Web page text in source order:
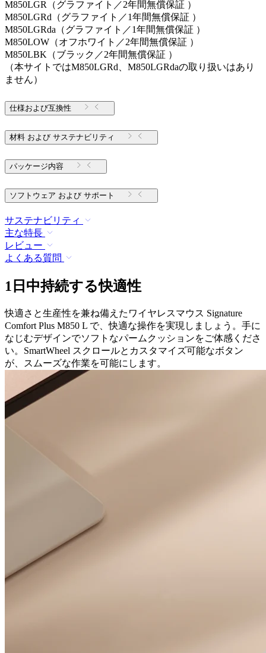
M850LGR（グラファイト／2年間無償保証 ）
M850LGRd（グラファイト／1年間無償保証 ）
M850LGRda（グラファイト／1年間無償保証 ）
M850LOW（オフホワイト／2年間無償保証 ）
M850LBK（ブラック／2年間無償保証 ）
（本サイトではM850LGRd、M850LGRdaの取り扱いはあり
ません）
仕様および互換性
材料 および サステナビリティ
パッケージ内容
ソフトウェア および サポート
サステナビリティ
主な特長
レビュー
よくある質問
1日中持続する快適性
快適さと生産性を兼ね備えたワイヤレスマウス Signature
Comfort Plus M850 L で、快適な操作を実現しましょう。手に
なじむデザインでソフトなパームクッションをご体感くださ
い。SmartWheel スクロールとカスタマイズ可能なボタン
が、スムーズな作業を可能にします。